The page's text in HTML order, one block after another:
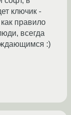
ключик -
правило
всегда
:)